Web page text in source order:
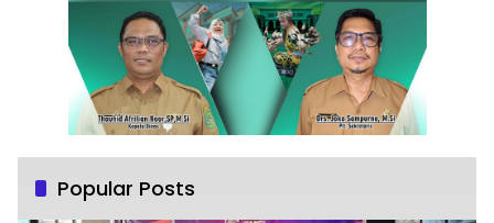
Popular Posts